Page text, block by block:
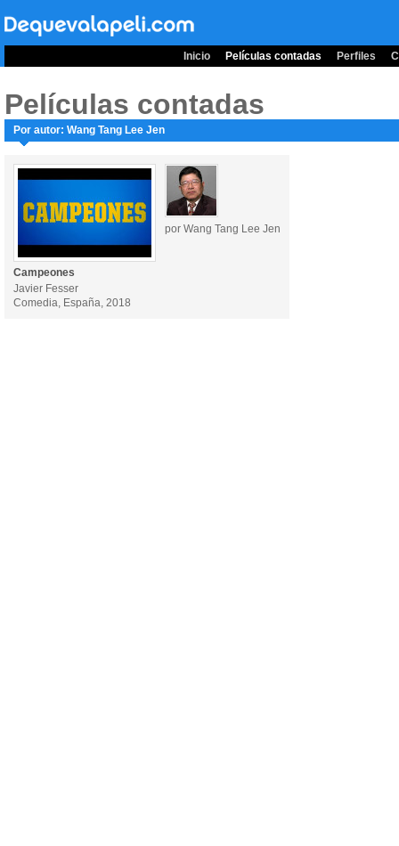
Inicio Películas contadas Perfiles
Películas contadas
Por autor: Wang Tang Lee Jen
por Wang Tang Lee Jen
Campeones
Javier Fesser
Comedia, España, 2018